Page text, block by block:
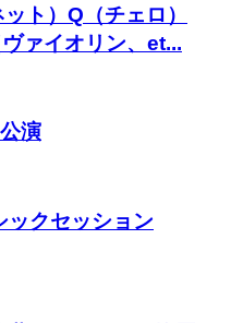
ト）Q（チェロ）
ァイオリン、et...
演
ックセッション